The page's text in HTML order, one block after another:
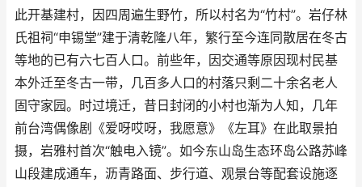
此开基建村，因四周遍生野竹，所以村名为“竹村”。岩仔林
氏祖祠“申锡堂”建于清乾隆八年，繁行至今连同散居在冬古
等地的已有六七百人口。前些年，因交通等原因现村民基
本外迁至冬古一带，几百多人口的村落只剩二十余名老人
固守家园。时过境迁，昔日封闭的小村也渐为人知，几年
前台湾偶像剧《爱呀哎呀，我愿意》《左耳》在此取景拍
摄，岩雅村首次“触电入镜”。如今东山岛生态环岛公路苏峰
山段建成通车，沥青路面、步行道、观景台等配套设施逐